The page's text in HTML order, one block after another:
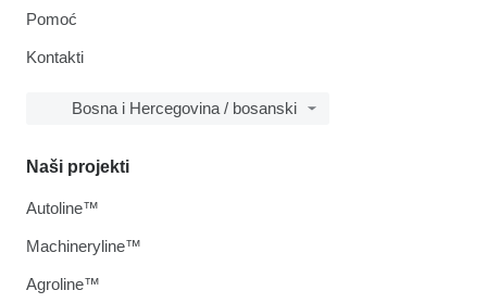
Pomoć
Kontakti
Bosna i Hercegovina / bosanski
Naši projekti
Autoline™
Machineryline™
Agroline™